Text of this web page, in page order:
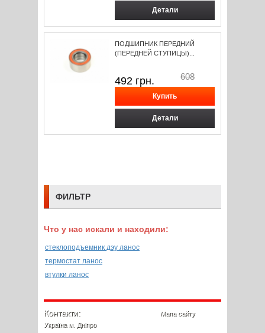
Детали
ПОДШИПНИК ПЕРЕДНИЙ
(ПЕРЕДНЕЙ СТУПИЦЫ)...
492 грн. 608
Детали
ФИЛЬТР
Что у нас искали и находили:
стеклоподъемник дэу ланос
термостат ланос
втулки ланос
Контакти:
Україна м. Дніпро
Мапа сайту